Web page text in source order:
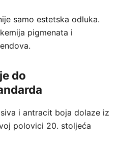
samo estetska odluka.
pigmenata i
do
i antracit boja dolaze iz
polovici 20. stoljeća